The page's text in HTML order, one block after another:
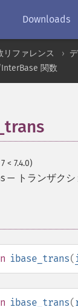
Downloads
リファレンス
関数
< 7.4.0)
— トランザク
ibase_trans(
ibase_trans(